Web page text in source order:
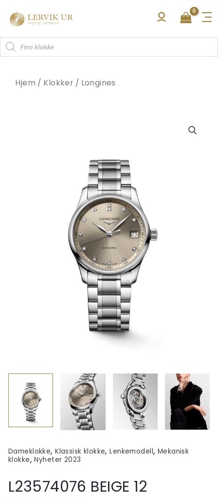
rett
innholdet
Products
search
Hjem / Klokker / Longines
Dameklokke,Klassisk klokke,Lenkemodell, Mekanisk
klokke,Nyheter 2023
L23574076 BEIGE 12